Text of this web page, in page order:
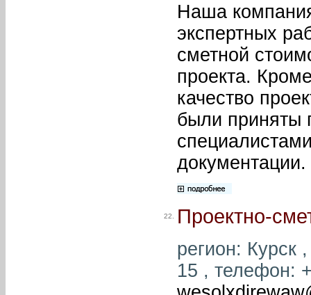
Наша
экспертных
сметной
проекта.
качество
были приняты
документации.
22. Проектно-
регион: Курск
15 , телефон: